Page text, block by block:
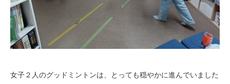
女子２人のグッドミントンは、とっても穏やかに進んでいました